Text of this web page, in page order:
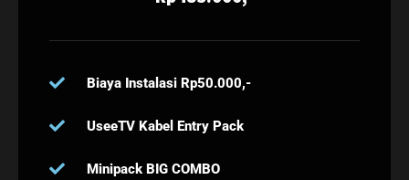
Biaya Instalasi Rp50.000,-
UseeTV Kabel Entry Pack
Minipack BIG COMBO